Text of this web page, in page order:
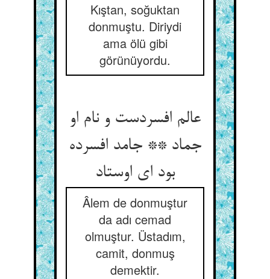
Kıştan, soğuktan
donmuştu. Diriydi
ama ölü gibi
görünüyordu.
عالم افسردست و نام او
جماد ** جامد افسرده
بود ای اوستاد
Âlem de donmuştur
da adı cemad
olmuştur. Üstadım,
camit, donmuş
demektir.